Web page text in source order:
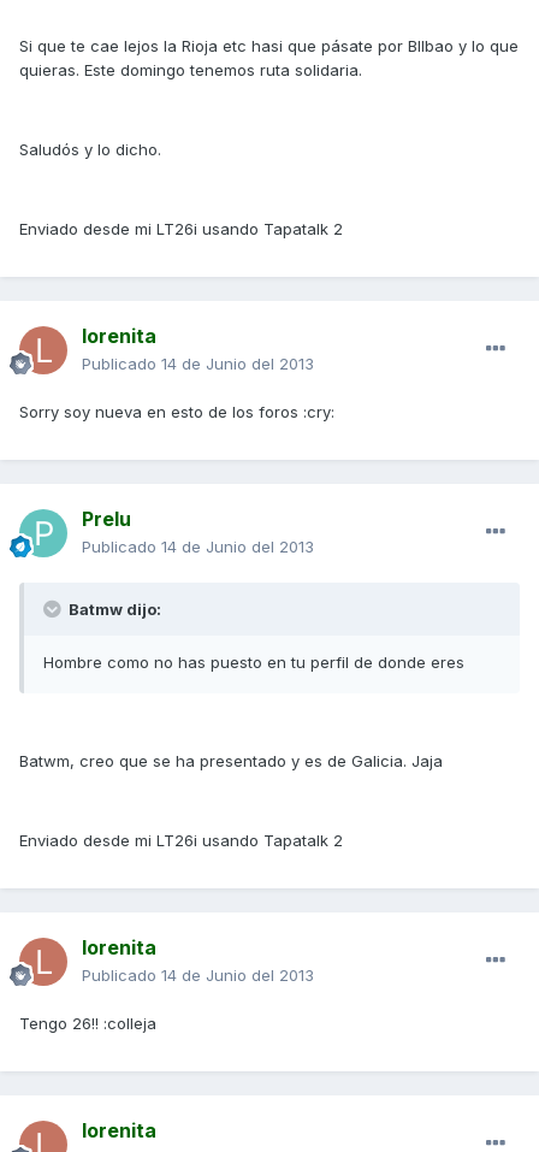
Si que te cae lejos la Rioja etc hasi que pásate por BIlbao y lo que
quieras. Este domingo tenemos ruta solidaria.
Saludós y lo dicho.
Enviado desde mi LT26i usando Tapatalk 2
lorenita
Publicado 14 de Junio del 2013
Sorry soy nueva en esto de los foros :cry:
Prelu
Publicado 14 de Junio del 2013
Batmw dijo:
Hombre como no has puesto en tu perfil de donde eres
Batwm, creo que se ha presentado y es de Galicia. Jaja
Enviado desde mi LT26i usando Tapatalk 2
lorenita
Publicado 14 de Junio del 2013
Tengo 26!! :colleja
lorenita